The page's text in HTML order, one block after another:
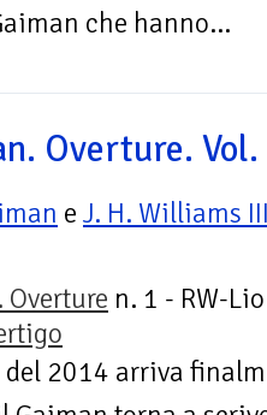
che hanno...
Overture.
e J. H. Williams
n. 1 - RW-
del 2014 arriva